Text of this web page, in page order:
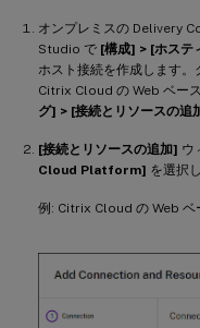
オンプレミスの Delivery
Studio で [構成] > [ホステ
ホスト接続を作成します
Citrix Cloud の Web ベー
グ] > [接続とリソースの追
[接続とリソースの追加] ウ
Cloud Platform] を選択
例: Citrix Cloud の Web ベ